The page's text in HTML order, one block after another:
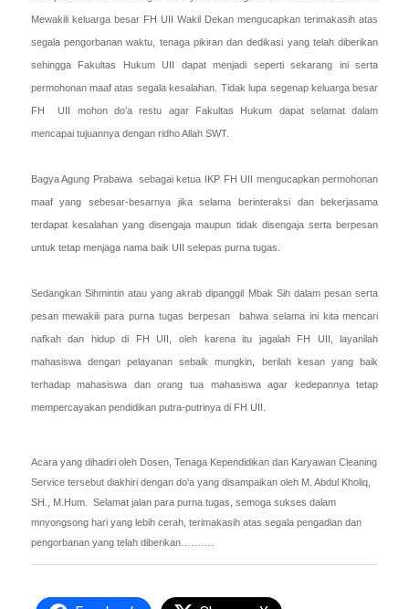
Mewakili keluarga besar FH UII Wakil Dekan mengucapkan terimakasih atas
segala pengorbanan waktu, tenaga pikiran dan dedikasi yang telah diberikan
sehingga Fakultas Hukum UII dapat menjadi seperti sekarang ini serta
permohonan maaf atas segala kesalahan. Tidak lupa segenap keluarga besar
FH UII mohon do’a restu agar Fakultas Hukum dapat selamat dalam
mencapai tujuannya dengan ridho Allah SWT.
Bagya Agung Prabawa sebagai ketua IKP FH UII mengucapkan permohonan
maaf yang sebesar-besarnya jika selama berinteraksi dan bekerjasama
terdapat kesalahan yang disengaja maupun tidak disengaja serta berpesan
untuk tetap menjaga nama baik UII selepas purna tugas.
Sedangkan Sihmintin atau yang akrab dipanggil Mbak Sih dalam pesan serta
pesan mewakili para purna tugas berpesan bahwa selama ini kita mencari
nafkah dan hidup di FH UII, oleh karena itu jagalah FH UII, layanilah
mahasiswa dengan pelayanan sebaik mungkin, berilah kesan yang baik
terhadap mahasiswa dan orang tua mahasiswa agar kedepannya tetap
mempercayakan pendidikan putra-putrinya di FH UII.
Acara yang dihadiri oleh Dosen, Tenaga Kependidikan dan Karyawan Cleaning
Service tersebut diakhiri dengan do’a yang disampaikan oleh M. Abdul Kholiq,
SH., M.Hum. Selamat jalan para purna tugas, semoga sukses dalam
mnyongsong hari yang lebih cerah, terimakasih atas segala pengadian dan
pengorbanan yang telah diberikan……….